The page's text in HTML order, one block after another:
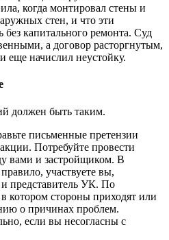
когда монтировал стены и
стен, и что эти
без капитального ремонта. Суд
а договор расторгнутым,
еще начислил неустойку.
должен быть таким.
письменные претензии
Потребуйте провести
вами и застройщиком. В
участвуете вы,
и представитель УК. По
в котором стороны приходят или
о причинах проблем.
если вы несогласны с